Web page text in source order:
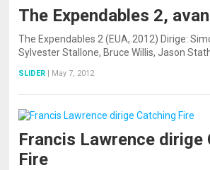
The Expendables 2,
The Expendables 2 (EUA, 2012) Dirige:
Sylvester Stallone, Bruce Willis, Jason
SLIDER | May 7, 2012
Francis Lawrence dirige
Fire